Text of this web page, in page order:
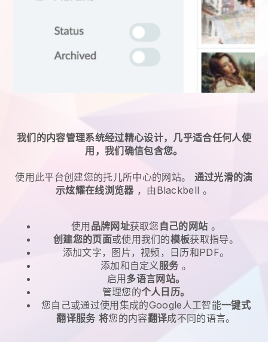
我们的内容管理系统经过精心设计，几乎适合任何人使
用，我们确信包含您。
使用此平台创建您的托儿所中心的网站。
通过光滑的演
示炫耀在线浏览器，由Blackbell 。
使用品牌网址获取您 自己的网站 。
创建您的页面或使用我们的模板获取指导。
添加文字，图片，视频，日历和PDF。
添加和自定义 服务 。
启用多语言网站。
管理您的个人日历。
您自己或通过使用集成的Google人工智能一键式
翻译服务 将您的内容翻译成不同的语言。